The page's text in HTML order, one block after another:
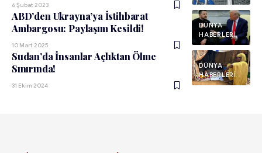
6 Şubat 2023
DÜNYA
HABERLERI
ABD’den Ukrayna’ya İstihbarat
Ambargosu: Paylaşım Kesildi!
10 Mart 2025
DÜNYA
HABERLERI
Sudan’da İnsanlar Açlıktan Ölme
Sınırında!
31 Ekim 2024